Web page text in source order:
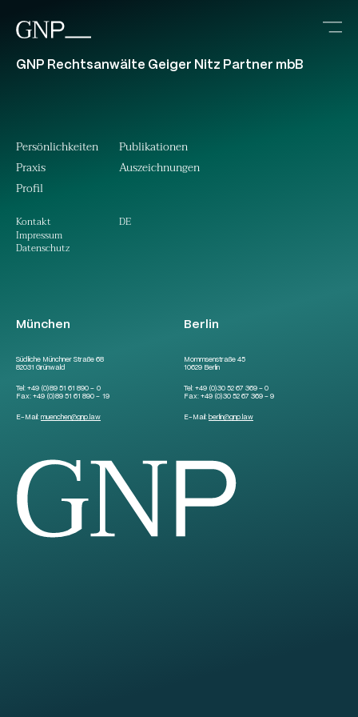
GNP Rechtsanwälte Geiger Nitz Partner mbB
München
Südliche Münchner Straße 68
82031 Grünwald
Tel:+49 (0)89 51 61 890 – 0
Fax:+49 (0)89 51 61 890 – 19
E-Mail:muenchen@gnp.law
Berlin
Mommsenstraße 45
10629 Berlin
Tel: +49 (0)30 52 67 369 – 0
Fax: +49 (0)30 52 67 369 – 9
E-Mail: berlin@gnp.law
Persönlichkeiten
Praxis
Profil
Kontakt
Impressum
Datenschutz
Publikationen
Auszeichnungen
DE